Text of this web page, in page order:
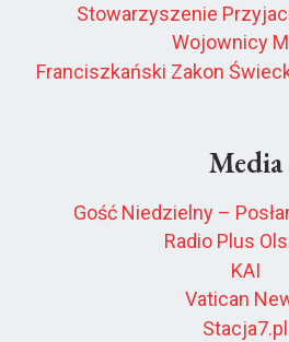
Stowarzyszenie
Wojownicy
Franciszkański Zakon
Media
Gość Niedzielny –
Radio Plus
KAI
Vatican
Stacja7.pl